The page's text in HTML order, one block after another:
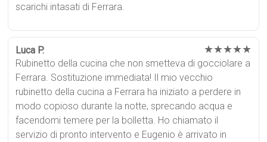
scarichi intasati di Ferrara.
Luca P. ★★★★★
Rubinetto della cucina che non smetteva di gocciolare a
Ferrara. Sostituzione immediata! Il mio vecchio
rubinetto della cucina a Ferrara ha iniziato a perdere in
modo copioso durante la notte, sprecando acqua e
facendomi temere per la bolletta. Ho chiamato il
servizio di pronto intervento e Eugenio è arrivato in